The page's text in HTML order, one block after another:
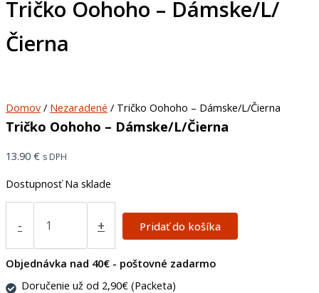
Tričko Oohoho – Dámske/L/
Čierna
Domov/ Nezaradené / Tričko Oohoho – Dámske/L/Čierna
Tričko Oohoho – Dámske/L/Čierna
13.90 € s DPH
Dostupnosť Na sklade
- + Pridať do košíka
Objednávka nad 40€ - poštovné zadarmo
Doručenie už od 2,90€ (Packeta)